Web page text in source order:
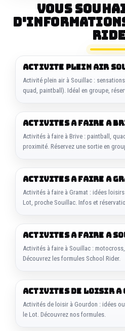
Vous
d'informations
ACTIVITE PLEIN AIR
Activité plein air à Souillac :
quad, paintball). Idéal en groupe,
ACTIVITES A FAIRE A
Activités à faire à Brive : paintball,
proximité. Réservez une sortie en
ACTIVITES A FAIRE A
Activités à faire à Gramat : idées
Lot, proche Souillac. Infos et
ACTIVITES A FAIRE A
Activités à faire à Souillac :
Découvrez les formules School Rider.
ACTIVITES DE LOISIR A
Activités de loisir à Gourdon : idées
le Lot. Découvrez nos formules.